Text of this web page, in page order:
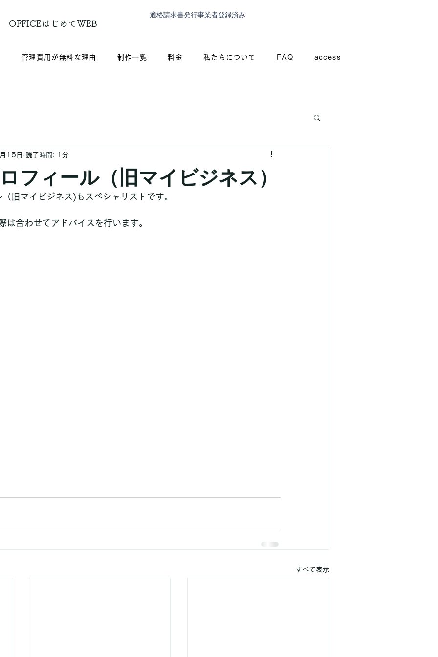
OFFICEはじめてWEB
適格請求書発行事業者登録済み
管理費用が無料な理由 制作一覧 料金 私たちについて FAQ access
フィール（旧マイビジネス）
15日 読了時間: 1分
旧マイビジネス)もスペシャリストです。
は合わせてアドバイスを行います。
すべて表示